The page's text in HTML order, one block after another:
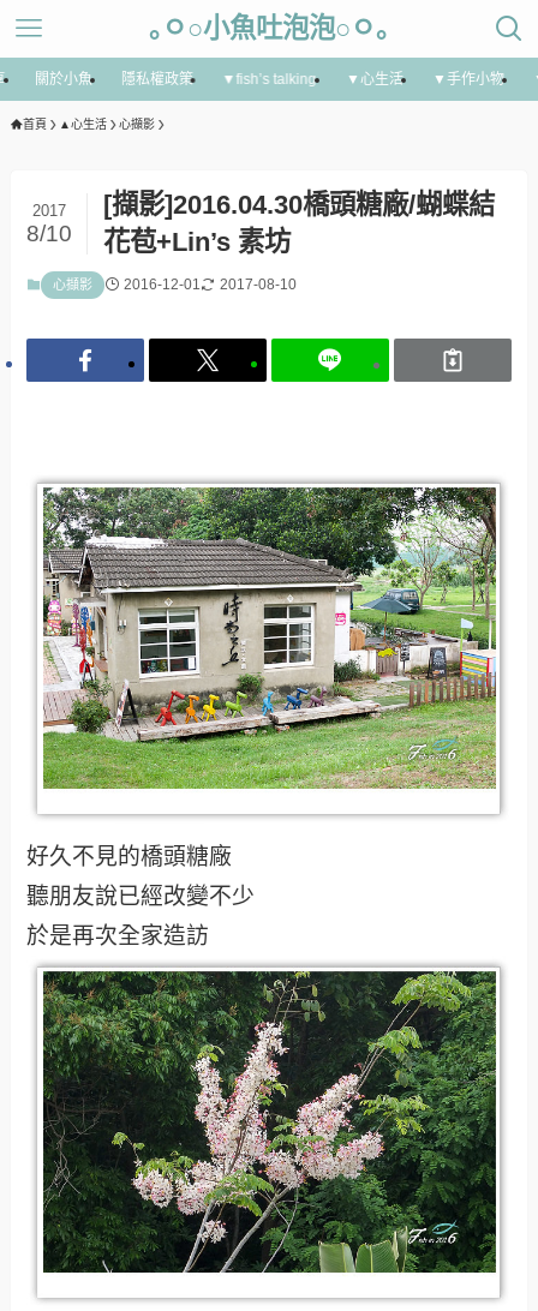
｡ㅇ○小魚吐泡泡○ㅇ｡
關於小魚 隱私權政策 ▼fish’s talking ▼心生活 ▼手作小物
首頁 ▲心生活 心擷影
[擷影]2016.04.30橋頭糖廠/蝴蝶結
花苞+Lin’s 素坊
2017
8/10
心擷影 2016-12-01 2017-08-10
好久不見的橋頭糖廠
聽朋友說已經改變不少
於是再次全家造訪